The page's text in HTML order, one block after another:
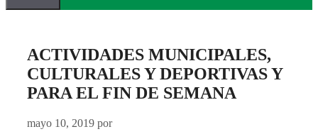
ACTIVIDADES MUNICIPALES,
CULTURALES Y DEPORTIVAS Y
PARA EL FIN DE SEMANA
mayo 10, 2019 por